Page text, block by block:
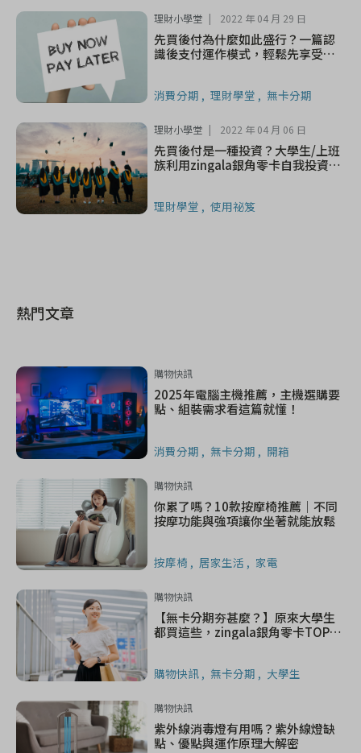
理財小學堂 2022 年 04 月 29 日
先買後付為什麼如此盛行？一篇認
識後支付運作模式，輕鬆先享受後
消費分期 理財學堂 無卡分期
理財小學堂 2022 年 04 月 06 日
先買後付是一種投資？大學生/上班
族利用zingala銀角零卡自我投資實
理財學堂 使用祕笈
熱門文章
購物快訊
2025年電腦主機推薦，主機選購要
點、組裝需求看這篇就懂！
消費分期 無卡分期 開箱
購物快訊
你累了嗎？10款按摩椅推薦｜不同
按摩功能與強項讓你坐著就能放鬆
按摩椅 居家生活 家電
購物快訊
【無卡分期夯甚麼？】原來大學生
都買這些，zingala銀角零卡TOP5
購物快訊 無卡分期 大學生
購物快訊
紫外線消毒燈有用嗎？紫外線燈缺
點、優點與運作原理大解密